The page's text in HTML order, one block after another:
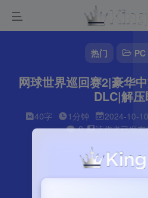
热门
网球世界巡回赛2|豪华
DLC|解
40字 1分钟 2024-10-10
0
该作者已发